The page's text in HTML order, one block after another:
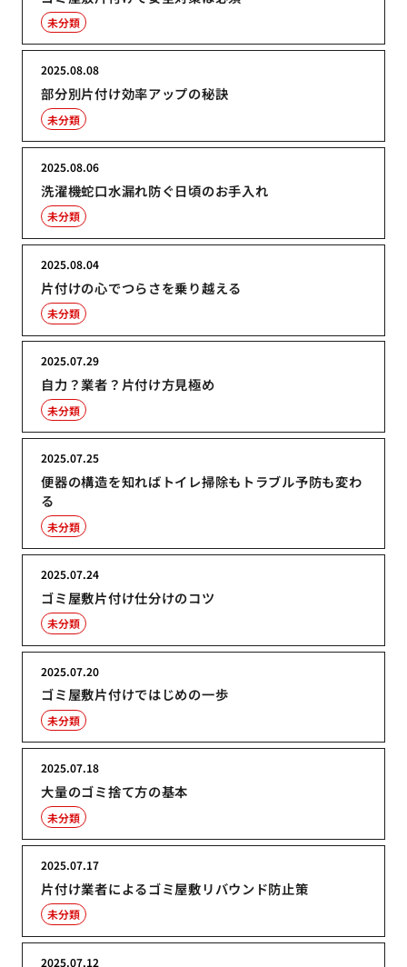
未分類
部分別片付け効率アップの秘訣
2025.08.08
未分類
洗濯機蛇口水漏れ防ぐ日頃のお手入れ
2025.08.06
未分類
片付けの心でつらさを乗り越える
2025.08.04
未分類
自力？業者？片付け方見極め
2025.07.29
未分類
便器の構造を知ればトイレ掃除もトラブル予防も変わ
る
2025.07.25
未分類
ゴミ屋敷片付け仕分けのコツ
2025.07.24
未分類
ゴミ屋敷片付けではじめの一歩
2025.07.20
未分類
大量のゴミ捨て方の基本
2025.07.18
未分類
片付け業者によるゴミ屋敷リバウンド防止策
2025.07.17
未分類
2025.07.12